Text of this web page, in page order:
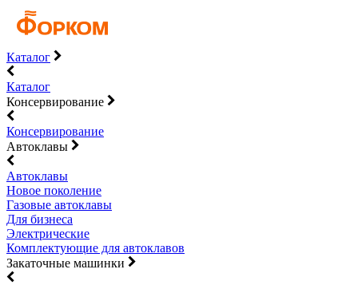
Каталог
Каталог
Консервирование
Консервирование
Автоклавы
Автоклавы
Новое поколение
Газовые автоклавы
Для бизнеса
Электрические
Комплектующие для автоклавов
Закаточные машинки